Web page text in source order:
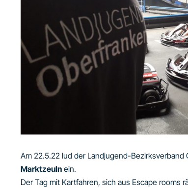
Am 22.5.22 lud der Landjugend-Bezirksverband
Marktzeuln ein.
Der Tag mit Kartfahren, sich aus Escape rooms